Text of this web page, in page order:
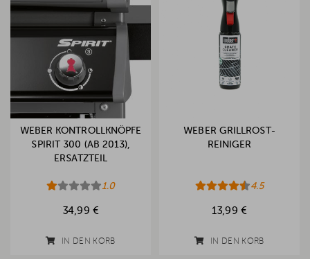
WEBER KONTROLLKNÖPFE
SPIRIT 300 (AB 2013),
ERSATZTEIL
1.0
34,99 €
IN DEN KORB
WEBER GRILLROST-
REINIGER
4.5
13,99 €
IN DEN KORB